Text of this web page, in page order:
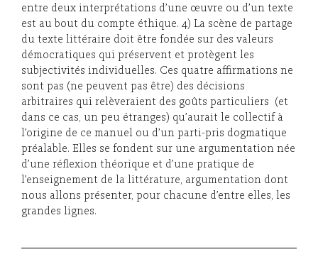
entre deux interprétations d’une œuvre ou d’un texte
est au bout du compte éthique. 4) La scène de partage
du texte littéraire doit être fondée sur des valeurs
démocratiques qui préservent et protègent les
subjectivités individuelles. Ces quatre affirmations ne
sont pas (ne peuvent pas être) des décisions
arbitraires qui relèveraient des goûts particuliers (et
dans ce cas, un peu étranges) qu’aurait le collectif à
l’origine de ce manuel ou d’un parti-pris dogmatique
préalable. Elles se fondent sur une argumentation née
d’une réflexion théorique et d’une pratique de
l’enseignement de la littérature, argumentation dont
nous allons présenter, pour chacune d’entre elles, les
grandes lignes.